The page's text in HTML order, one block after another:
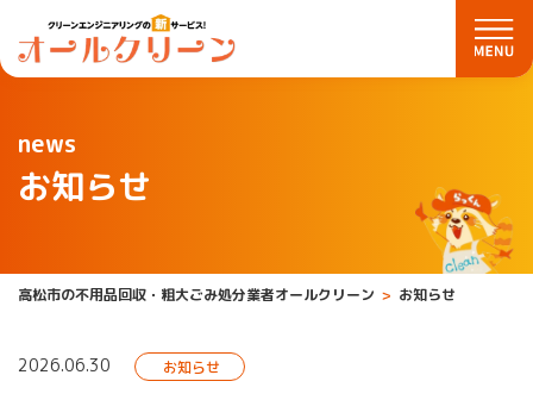
news
お知らせ
高松市の不用品回収・粗大ごみ処分業者オールクリーン お知らせ
2026.06.30 お知らせ